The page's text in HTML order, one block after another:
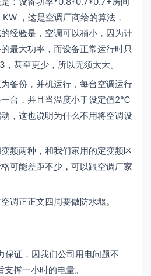
，这是空调厂商给的算法，
经验是，空调可以稍小，因为计
最大功率，而设备正常运行时只
甚至更少，所以无须太大。
备份，并机运行，每台空调运行
台，并且当温度小于设定值2℃
，这也说明为什么不用将空调设
频两种，和我们家用的定变频区
可能差距不少，可以跟空调厂家
调正正文四周要做防水堰。
保证，因我们公司用电问题不
撑一小时的电量。